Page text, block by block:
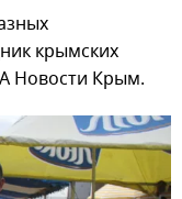
крымских
Новости Крым.